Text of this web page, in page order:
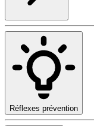
Réflexes prévention